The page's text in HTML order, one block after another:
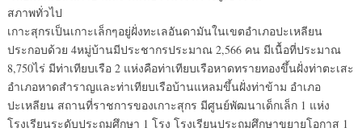
สภาพทั่วไป
เกาะสุกรเป็นเกาะเล็กๆอยู่ฝั่งทะเลอันดามันในเขตอำเภอปะเหลียน
ประกอบด้วย 4หมู่บ้านมีประชากรประมาณ 2,566 คน มีเนื้อที่ประมาณ
8,750ไร่ มีท่าเทียบเรือ 2 แห่งคือท่าเทียบเรือหาดทรายทองขึ้นฝั่งท่าตะเสะ
อำเภอหาดสำราญและท่าเทียบเรือบ้านแหลมขึ้นฝั่งท่าข้าม อำเภอ
ปะเหลียน สถานที่ราชการของเกาะสุกร มีศูนย์พัฒนาเด็กเล็ก 1 แห่ง
โรงเรียนระดับประถมศึกษา 1 โรง โรงเรียนประถมศึกษาขยายโอกาส 1